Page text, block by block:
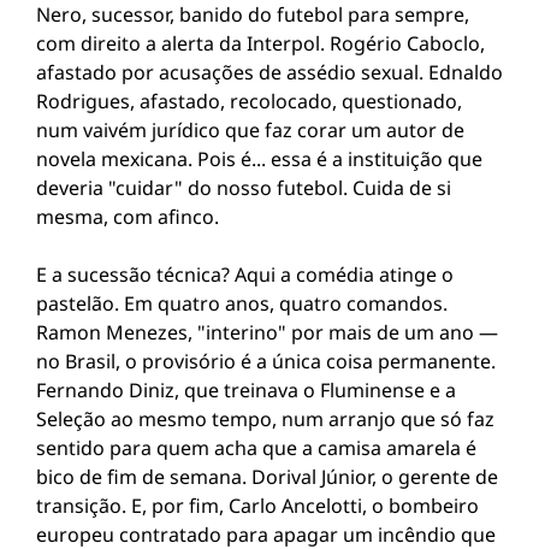
Nero, sucessor, banido do futebol para sempre,
com direito a alerta da Interpol. Rogério Caboclo,
afastado por acusações de assédio sexual. Ednaldo
Rodrigues, afastado, recolocado, questionado,
num vaivém jurídico que faz corar um autor de
novela mexicana. Pois é... essa é a instituição que
deveria "cuidar" do nosso futebol. Cuida de si
mesma, com afinco.
E a sucessão técnica? Aqui a comédia atinge o
pastelão. Em quatro anos, quatro comandos.
Ramon Menezes, "interino" por mais de um ano —
no Brasil, o provisório é a única coisa permanente.
Fernando Diniz, que treinava o Fluminense e a
Seleção ao mesmo tempo, num arranjo que só faz
sentido para quem acha que a camisa amarela é
bico de fim de semana. Dorival Júnior, o gerente de
transição. E, por fim, Carlo Ancelotti, o bombeiro
europeu contratado para apagar um incêndio que